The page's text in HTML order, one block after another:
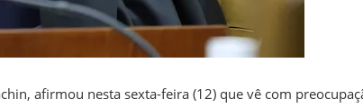
afirmou nesta sexta-feira (12) que vê com